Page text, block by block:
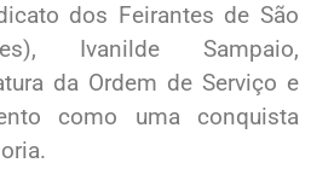
dos Feirantes de São
Ivanilde Sampaio,
da Ordem de Serviço e
como uma conquista